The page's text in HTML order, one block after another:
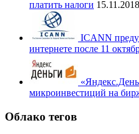
платить налоги 15.11.2018
ICANN
интернете после 11
микроинвестиций на
Облако тегов